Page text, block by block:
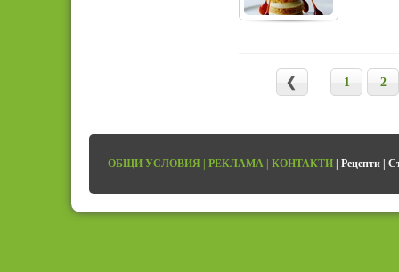
1 2
ОБЩИ УСЛОВИЯ РЕКЛАМА КОНТАКТИ Рецепти